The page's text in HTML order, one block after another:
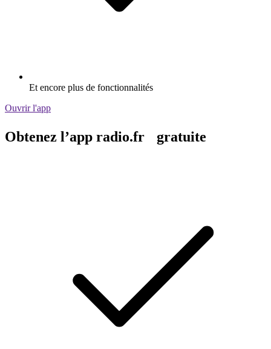
Et encore plus de fonctionnalités
Ouvrir l'app
Obtenez l’app radio.fr gratuite